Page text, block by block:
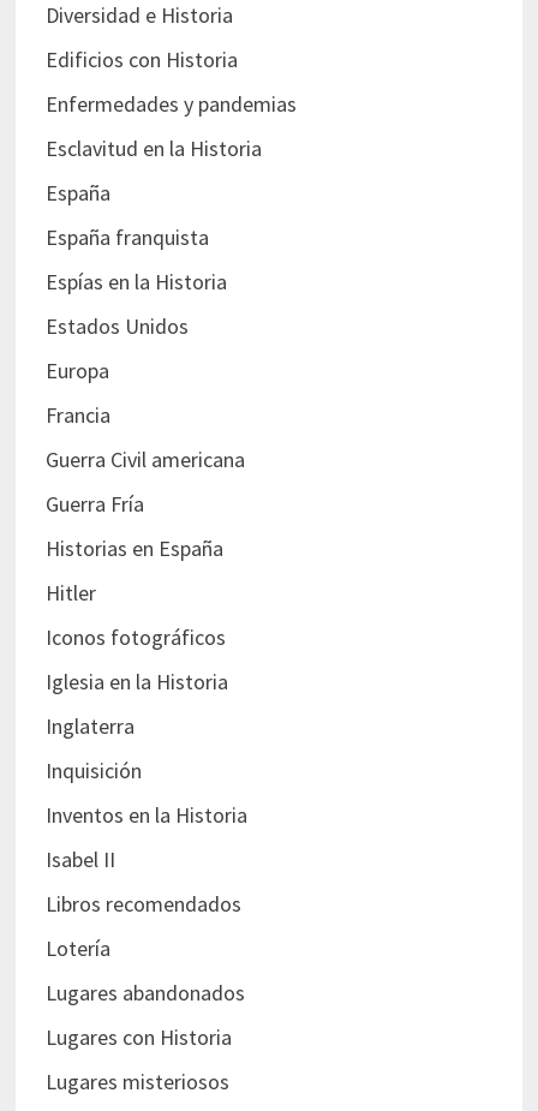
Diversidad e Historia
Edificios con Historia
Enfermedades y pandemias
Esclavitud en la Historia
España
España franquista
Espías en la Historia
Estados Unidos
Europa
Francia
Guerra Civil americana
Guerra Fría
Historias en España
Hitler
Iconos fotográficos
Iglesia en la Historia
Inglaterra
Inquisición
Inventos en la Historia
Isabel II
Libros recomendados
Lotería
Lugares abandonados
Lugares con Historia
Lugares misteriosos